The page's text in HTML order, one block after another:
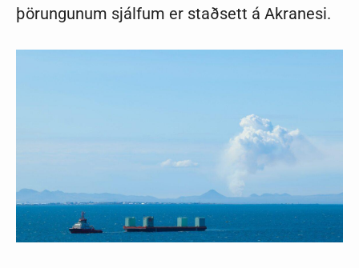
þörungunum sjálfum er staðsett á Akranesi.